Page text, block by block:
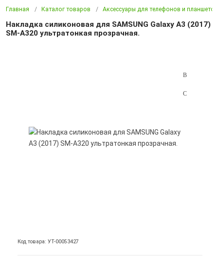
Главная Каталог товаров Аксессуары для телефонов и планшетов
Накладка силиконовая для SAMSUNG Galaxy A3 (2017)
SM-A320 ультратонкая прозрачная.
Код товара: УТ-00053427